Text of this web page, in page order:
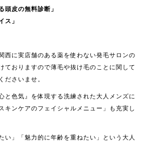
頭皮の無料診断」
ス」
西に実店舗のある薬を使わない発毛サロンの
ておりますので薄毛や抜け毛のことに関して
ださいませ。
と色気』を体現する洗練された大人メンズに
キンケアのフェイシャルメニュー」も充実し
い」「魅力的に年齢を重ねたい」という大人